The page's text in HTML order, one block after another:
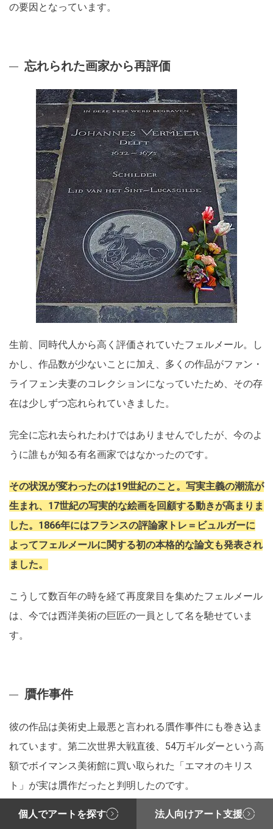
の要因となっています。
忘れられた画家から再評価
生前、同時代人から高く評価されていたフェルメール。し
かし、作品数が少ないことに加え、多くの作品がファン・
ライフェン夫妻のコレクションになっていたため、その存
在は少しずつ忘れられていきました。
完全に忘れ去られたわけではありませんでしたが、今のよ
うに誰もが知る有名画家ではなかったのです。
その状況が変わったのは19世紀のこと。写実主義の潮流が
生まれ、17世紀の写実的な絵画を回顧する動きが高まりま
した。1866年にはフランスの評論家トレ＝ビュルガーに
よってフェルメールに関する初の本格的な論文も発表され
ました。
こうして数百年の時を経て再度衆目を集めたフェルメール
は、今では西洋美術の巨匠の一員として名を馳せていま
す。
贋作事件
彼の作品は美術史上最悪と言われる贋作事件にも巻き込ま
れています。第二次世界大戦直後、54万ギルダーという高
額でボイマンス美術館に買い取られた「エマオのキリス
ト」が実は贋作だったと判明したのです。
個人でアートを探す 法人向けアート支援